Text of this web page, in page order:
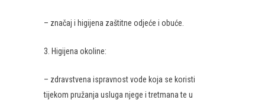
– značaj i higijena zaštitne odjeće i obuće.
3. Higijena okoline:
– zdravstvena ispravnost vode koja se koristi
tijekom pružanja usluga njege i tretmana te u